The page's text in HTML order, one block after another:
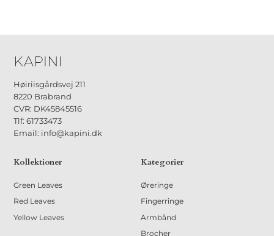
Høiriisgårdsvej 211
8220 Brabrand
CVR: DK45845516
Tlf: 61733473
Email: info@kapini.dk
Kollektioner
Green Leaves
Red Leaves
Yellow Leaves
Kategorier
Øreringe
Fingerringe
Armbånd
Brocher